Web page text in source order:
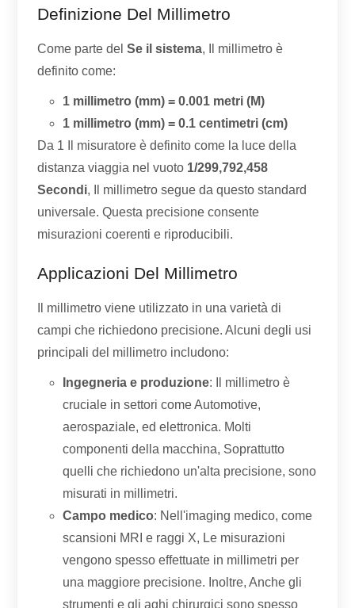
Definizione Del Millimetro
Come parte delSe il sistema, Il millimetro è
definito come:
1 millimetro (mm) = 0.001 metri (M)
1 millimetro (mm) = 0.1 centimetri (cm)
Da 1 Il misuratore è definito come la luce della
distanza viaggia nel vuoto 1/299,792,458
Secondi, Il millimetro segue da questo standard
universale. Questa precisione consente
misurazioni coerenti e riproducibili.
Applicazioni Del Millimetro
Il millimetro viene utilizzato in una varietà di
campi che richiedono precisione. Alcuni degli usi
principali del millimetro includono:
Ingegneria e produzione: Il millimetro è
cruciale in settori come Automotive,
aerospaziale, ed elettronica. Molti
componenti della macchina, Soprattutto
quelli che richiedono un'alta precisione, sono
misurati in millimetri.
Campo medico: Nell'imaging medico, come
scansioni MRI e raggi X, Le misurazioni
vengono spesso effettuate in millimetri per
una maggiore precisione. Inoltre, Anche gli
strumenti e gli aghi chirurgici sono spesso